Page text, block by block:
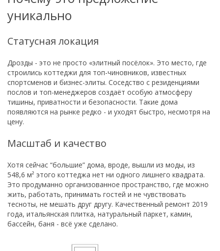
уникально
Статусная локация
Дрозды - это не просто «элитный посёлок». Это место, где
строились коттеджи для топ-чиновников, известных
спортсменов и бизнес-элиты. Соседство с резиденциями
послов и топ-менеджеров создаёт особую атмосферу
тишины, приватности и безопасности. Такие дома
появляются на рынке редко - и уходят быстро, несмотря на
цену.
Масштаб и качество
Хотя сейчас “большие” дома, вроде, вышли из моды, из
548,6 м² этого коттеджа нет ни одного лишнего квадрата.
Это продуманно организованное пространство, где можно
жить, работать, принимать гостей и не чувствовать
тесноты, не мешать друг другу. Качественный ремонт 2019
года, итальянская плитка, натуральный паркет, камин,
бассейн, баня - всё уже сделано.